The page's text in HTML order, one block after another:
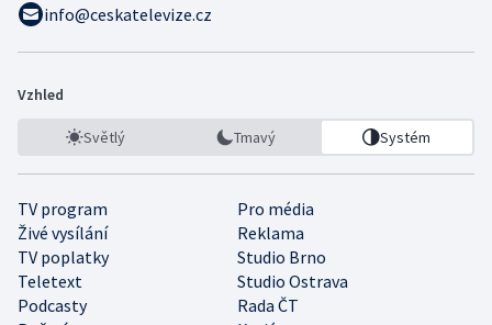
info@ceskatelevize.cz
Vzhled
Světlý Tmavý Systém
TV program
Pro média
Živé vysílání
Reklama
TV poplatky
Studio Brno
Teletext
Studio Ostrava
Podcasty
Rada ČT